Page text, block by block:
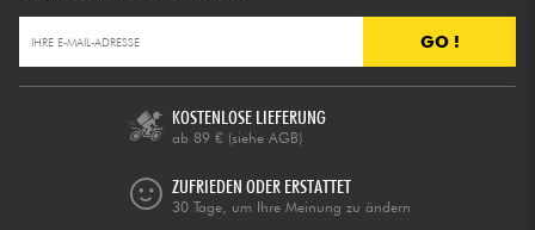
GO !
KOSTENLOSE LIEFERUNG
ab 89 € (siehe AGB)
ZUFRIEDEN ODER ERSTATTET
30 Tage, um Ihre Meinung zu ändern